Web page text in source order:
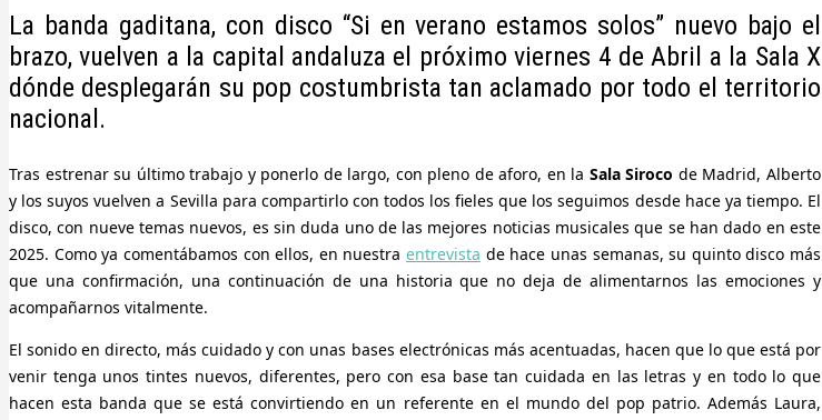
La banda gaditana, con disco “Si en verano estamos solos” nuevo bajo el
brazo, vuelven a la capital andaluza el próximo viernes 4 de Abril a la Sala X
dónde desplegarán su pop costumbrista tan aclamado por todo el territorio
nacional.
Tras estrenar su último trabajo y ponerlo de largo, con pleno de aforo, en la Sala Siroco de Madrid, Alberto
y los suyos vuelven a Sevilla para compartirlo con todos los fieles que los seguimos desde hace ya tiempo. El
disco, con nueve temas nuevos, es sin duda uno de las mejores noticias musicales que se han dado en este
2025. Como ya comentábamos con ellos, en nuestra entrevista de hace unas semanas, su quinto disco más
que una confirmación, una continuación de una historia que no deja de alimentarnos las emociones y
acompañarnos vitalmente.
El sonido en directo, más cuidado y con unas bases electrónicas más acentuadas, hacen que lo que está por
venir tenga unos tintes nuevos, diferentes, pero con esa base tan cuidada en las letras y en todo lo que
hacen esta banda que se está convirtiendo en un referente en el mundo del pop patrio. Además Laura,